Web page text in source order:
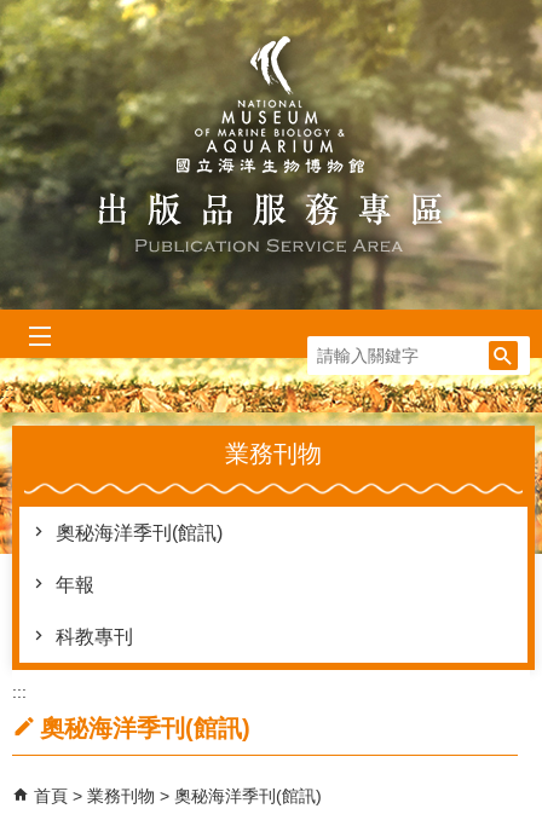
跳到主要內容區塊
:::
業務刊物
奧秘海洋季刊(館訊)
年報
科教專刊
:::
奧秘海洋季刊(館訊)
首頁 業務刊物 奧秘海洋季刊(館訊)